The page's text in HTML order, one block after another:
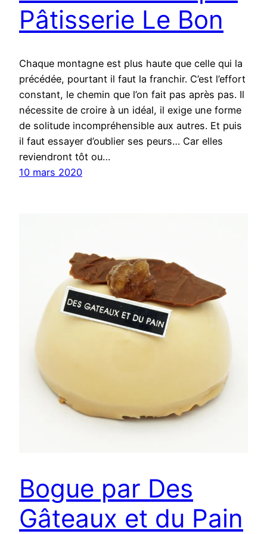
Pâtisserie Le Bon
Chaque montagne est plus haute que celle qui la
précédée, pourtant il faut la franchir. C’est l’effort
constant, le chemin que l’on fait pas après pas. Il
nécessite de croire à un idéal, il exige une forme
de solitude incompréhensible aux autres. Et puis
il faut essayer d’oublier ses peurs… Car elles
reviendront tôt ou…
10 mars 2020
Bogue par Des
Gâteaux et du Pain